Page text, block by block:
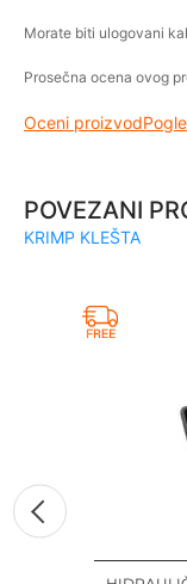
Morate biti ulogovani
Prosečna ocena ovog
Oceni proizvod
POVEZANI
KRIMP KLEŠTA